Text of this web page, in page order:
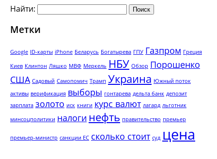
Найти:
Метки
Google ID-карты iPhone Беларусь Богатырева ГПУ Газпром Греция
Киев Клинтон Ляшко МВФ Меркель НБУ Обзор Порошенко
США Садовый Самопомич Трамп Украина Южный поток
активы верификация выборы гонтарева дельта банк депозит
зарплата золото иск книги курс валют лагард льготник
минсоцполитики налоги нефть правительство премьер
премьер-министр санкции ЕС сколько стоит суд цена